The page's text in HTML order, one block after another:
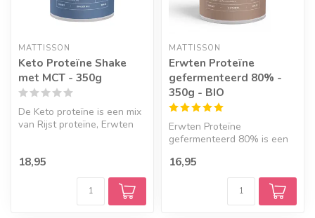
MATTISSON
Keto Proteïne Shake
met MCT - 350g
De Keto proteïne is een mix
van Rijst proteïne, Erwten
18,95
MATTISSON
Erwten Proteïne
gefermenteerd 80% -
350g - BIO
Erwten Proteïne
gefermenteerd 80% is een
product bevat ma...
16,95